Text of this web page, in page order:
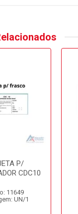
P/
CDC10
11649
UN/1